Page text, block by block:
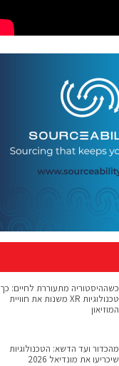
כשההיסטוריה מתעוררת לחיים: כך
טכנולוגיות XR משנות את חוויית
המוזיאון
מהכדור ועד הדשא: הטכנולוגיות
שיכריעו את מונדיאל 2026